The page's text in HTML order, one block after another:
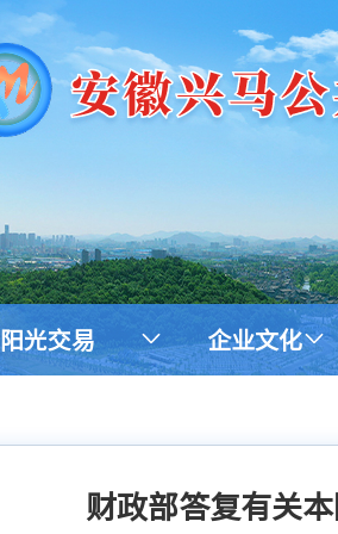
阳光交易 企业文化
财政部答复有关